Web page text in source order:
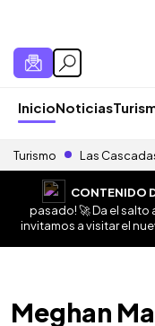
InicioNoticias
Turismo Las
CONTENIDO
pasado! 🚀 Da el salto
invitamos a visitar el
Meghan